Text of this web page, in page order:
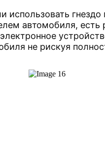
гнездо
автомобиля, есть
не рискуя